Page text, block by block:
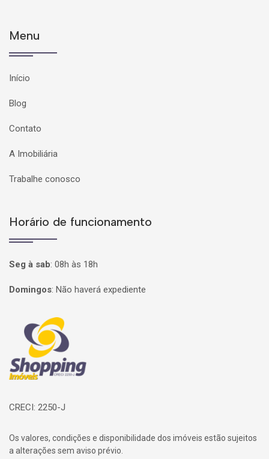
Menu
Início
Blog
Contato
A Imobiliária
Trabalhe conosco
Horário de funcionamento
Seg à sab: 08h às 18h
Domingos: Não haverá expediente
Página inicial
CRECI: 2250-J
Os valores, condições e disponibilidade dos imóveis estão sujeitos
a alterações sem aviso prévio.